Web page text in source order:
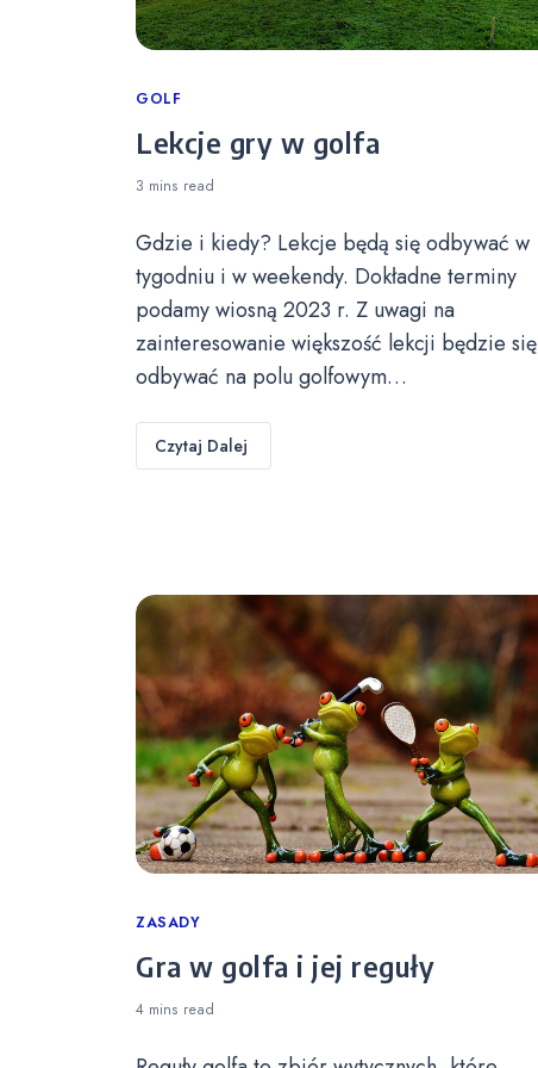
Categories
GOLF
Lekcje gry w golfa
3 mins read
Gdzie i kiedy? Lekcje będą się odbywać w
tygodniu i w weekendy. Dokładne terminy
podamy wiosną 2023 r. Z uwagi na
zainteresowanie większość lekcji będzie się
odbywać na polu golfowym…
Czytaj Dalej
Categories
ZASADY
Gra w golfa i jej reguły
4 mins read